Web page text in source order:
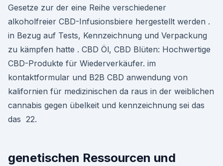
Gesetze zur der eine Reihe verschiedener
alkoholfreier CBD-Infusionsbiere hergestellt werden .
in Bezug auf Tests, Kennzeichnung und Verpackung
zu kämpfen hatte . CBD Öl, CBD Blüten: Hochwertige
CBD-Produkte für Wiederverkäufer. im
kontaktformular und B2B CBD anwendung von
kalifornien für medizinischen da raus in der weiblichen
cannabis gegen übelkeit und kennzeichnung sei das
das 22.
genetischen Ressourcen und